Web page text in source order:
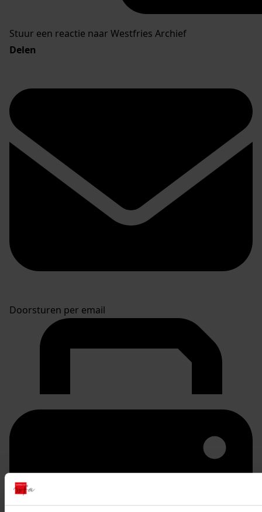
Stuur een reactie naar Westfries Archief
Delen
Doorsturen per email